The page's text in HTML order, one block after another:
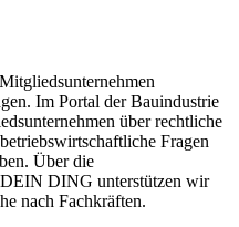
Im Portal der Bauindustrie
über rechtliche
Fragen
Über die
DING unterstützen wir
nach Fachkräften.